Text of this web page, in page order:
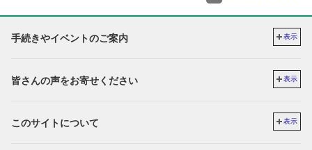
手続きやイベントのご案内 表示
皆さんの声をお寄せください 表示
このサイトについて 表示